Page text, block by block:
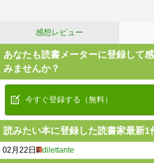
感想レビュー
あなたも読書メーターに登録して
みませんか？
今すぐ登録する（無料）
読みたい本に登録した読書家最新1
02月22日 dilettante